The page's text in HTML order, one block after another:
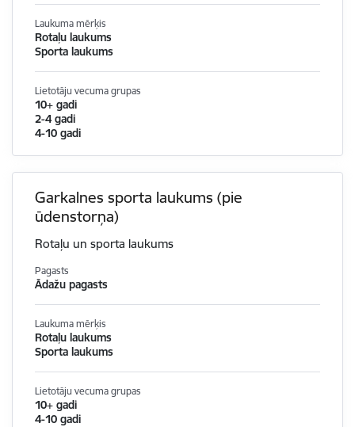
Laukuma mērķis
Rotaļu laukums
Sporta laukums
Lietotāju vecuma grupas
10+ gadi
2-4 gadi
4-10 gadi
Garkalnes sporta laukums (pie
ūdenstorņa)
Rotaļu un sporta laukums
Pagasts
Ādažu pagasts
Laukuma mērķis
Rotaļu laukums
Sporta laukums
Lietotāju vecuma grupas
10+ gadi
4-10 gadi